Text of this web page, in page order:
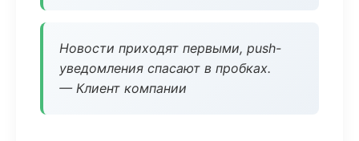
Новости приходят первыми, push-
уведомления спасают в пробках.
— Клиент компании